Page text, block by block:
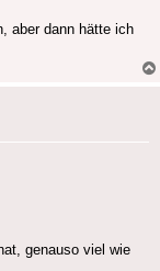
aber dann hätte ich
genauso viel wie